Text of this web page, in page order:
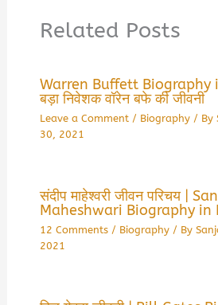
Related Posts
Warren Buffett Biography
बड़ा निवेशक वॉरेन बफे की जीवनी
Leave a Comment / Biography/ By
30, 2021
संदीप माहेश्वरी जीवन परिचय |
Maheshwari Biography in
12 Comments / Biography/ By
2021